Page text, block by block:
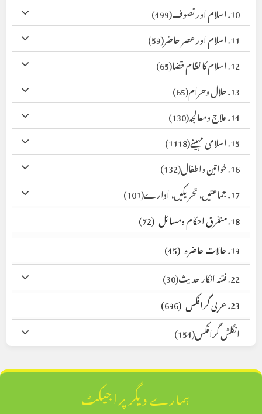
10. اسلام اور تصوف
(499)
11. اسلام اور عصر حاضر
(59)
12. اسلام کا نظام قضا
(65)
13. حلال وحرام
(65)
14. علاج ومعالجہ
(130)
15. اسلامی مہینے
(1118)
16. خواتین واطفال
(132)
17. جماعتیں، تحریکیں، ادارے
(101)
18. متفرق احکام ومسائل
(72)
19. حالات حاضرہ
(45)
22. فتنہ انکار حدیث
(30)
23. عربی گرافکس
(696)
انگلش گرافکس(154)
ہمارے دیگر پراجیکٹ